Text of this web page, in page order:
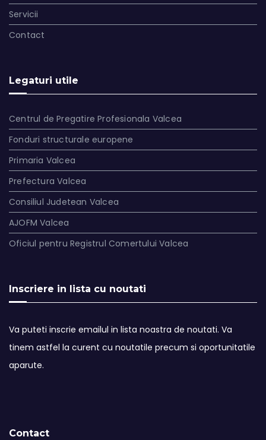
Servicii
Contact
Legaturi utile
Centrul de Pregatire Profesionala Valcea
Fonduri structurale europene
Primaria Valcea
Prefectura Valcea
Consiliul Judetean Valcea
AJOFM Valcea
Oficiul pentru Registrul Comertului Valcea
Inscriere in lista cu noutati
Va puteti inscrie emailul in lista noastra de noutati. Va
tinem astfel la curent cu noutatile precum si oportunitatile
aparute.
Contact